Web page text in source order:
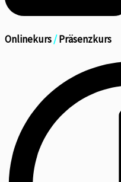
Onlinekurs/Präsenzkurs